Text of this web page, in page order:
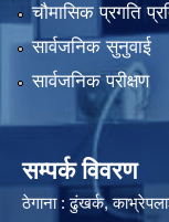
चौमासिक प्रगति
सार्वजनिक सुनुवाई
सार्वजनिक परीक्षण
सम्पर्क विवरण
ठेगाना : ढुंखर्क,